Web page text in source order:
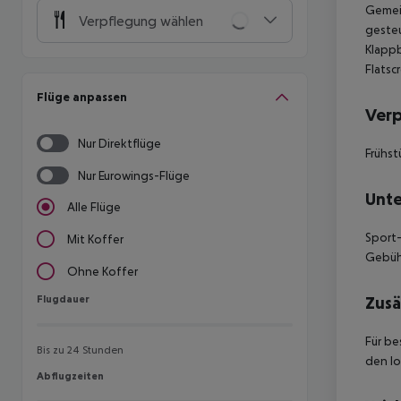
Verpflegung wählen
Flüge anpassen
Nur Direktflüge
Nur Eurowings-Flüge
Alle Flüge
Mit Koffer
Ohne Koffer
Flugdauer
Flugdauer
Bis zu 24 Stunden
Abflugzeiten
Abflugzeiten
Für
den